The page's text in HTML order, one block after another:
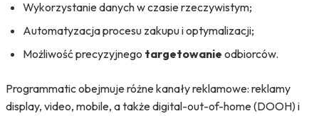
Wykorzystanie danych w czasie rzeczywistym;
Automatyzacja procesu zakupu i optymalizacji;
Możliwość precyzyjnego targetowanie odbiorców.
Programmatic obejmuje różne kanały reklamowe: reklamy
display, video, mobile, a także digital-out-of-home (DOOH) i